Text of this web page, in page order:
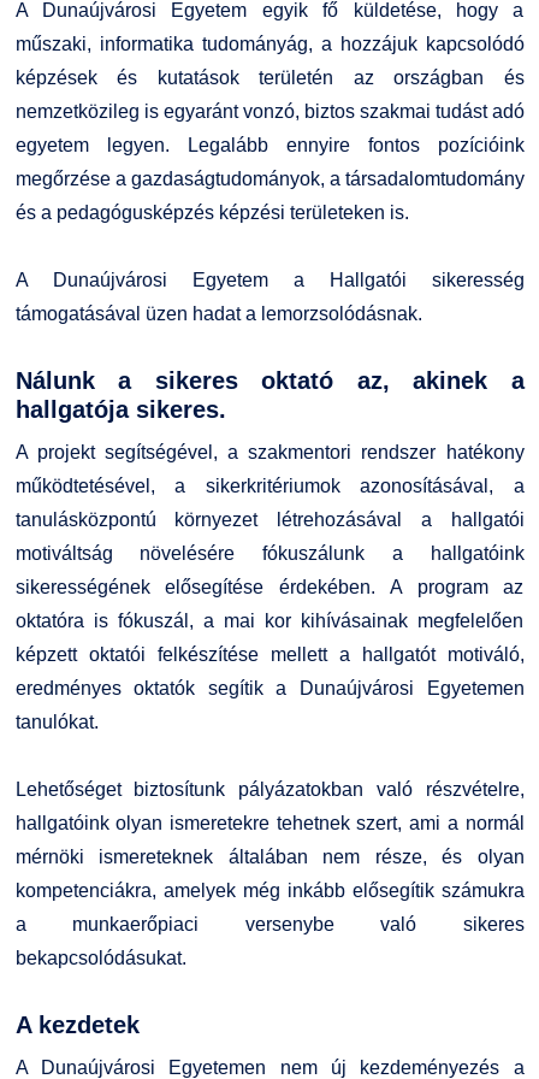
Kapcsolat
TDK/Tehetségnap
Online Studium
Képzési Életpályamodell
Atomerőművi Képzési Bázis
A Dunaújvárosi Egyetem egyik fő küldetése, hogy a
műszaki, informatika tudományág, a hozzájuk kapcsolódó
képzések és kutatások területén az országban és
nemzetközileg is egyaránt vonzó, biztos szakmai tudást adó
egyetem legyen. Legalább ennyire fontos pozícióink
megőrzése a gazdaságtudományok, a társadalomtudomány
és a pedagógusképzés képzési területeken is.
A Dunaújvárosi Egyetem a Hallgatói sikeresség
támogatásával üzen hadat a lemorzsolódásnak.
Nálunk a sikeres oktató az, akinek a
hallgatója sikeres.
A projekt segítségével, a szakmentori rendszer hatékony
működtetésével, a sikerkritériumok azonosításával, a
tanulásközpontú környezet létrehozásával a hallgatói
motiváltság növelésére fókuszálunk a hallgatóink
sikerességének elősegítése érdekében. A program az
oktatóra is fókuszál, a mai kor kihívásainak megfelelően
képzett oktatói felkészítése mellett a hallgatót motiváló,
eredményes oktatók segítik a Dunaújvárosi Egyetemen
tanulókat.
Lehetőséget biztosítunk pályázatokban való részvételre,
hallgatóink olyan ismeretekre tehetnek szert, ami a normál
mérnöki ismereteknek általában nem része, és olyan
kompetenciákra, amelyek még inkább elősegítik számukra
a munkaerőpiaci versenybe való sikeres
bekapcsolódásukat.
A kezdetek
A Dunaújvárosi Egyetemen nem új kezdeményezés a